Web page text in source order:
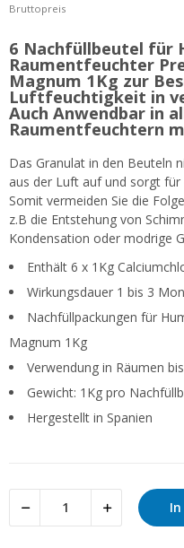
Bruttopreis
6 Nachfüllbeutel für
Raumentfeuchter
Magnum 1Kg zur
Luftfeuchtigkeit in
Auch Anwendbar in
Raumentfeuchtern
Das Granulat in den Beuteln
aus der Luft auf und sorgt für
Somit vermeiden Sie die
z.B die Entstehung von
Kondensation oder modrige
Enthält 6 x 1Kg
Wirkungsdauer 1 bis 3
Nachfüllpackungen für
Magnum 1Kg
Verwendung in Räumen
Gewicht: 1Kg pro
Hergestellt in Spanien